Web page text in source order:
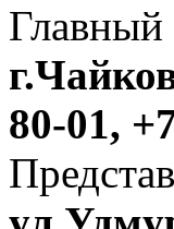
80-01,